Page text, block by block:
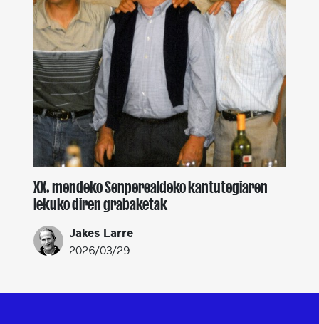
XX. mendeko Senperealdeko kantutegiaren
lekuko diren grabaketak
Jakes Larre
2026/03/29